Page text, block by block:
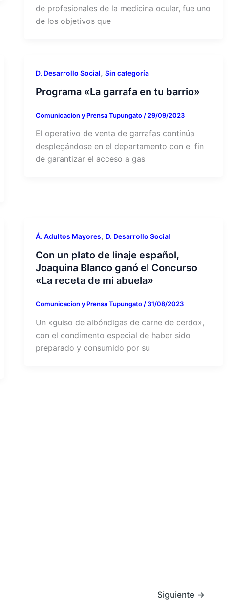
de profesionales de la medicina ocular, fue uno
de los objetivos que
D. Desarrollo Social, Sin categoría
Programa «La garrafa en tu barrio»
Comunicacion y Prensa Tupungato / 29/09/2023
El operativo de venta de garrafas continúa
desplegándose en el departamento con el fin
de garantizar el acceso a gas
Á. Adultos Mayores, D. Desarrollo Social
Con un plato de linaje español,
Joaquina Blanco ganó el Concurso
«La receta de mi abuela»
Comunicacion y Prensa Tupungato/ 31/08/2023
Un «guiso de albóndigas de carne de cerdo»,
con el condimento especial de haber sido
preparado y consumido por su
Siguiente →